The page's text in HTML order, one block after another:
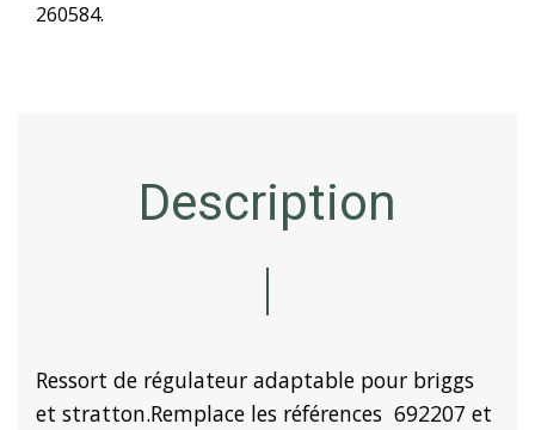
260584.
Description
Ressort de régulateur adaptable pour briggs
et stratton.Remplace les références 692207 et